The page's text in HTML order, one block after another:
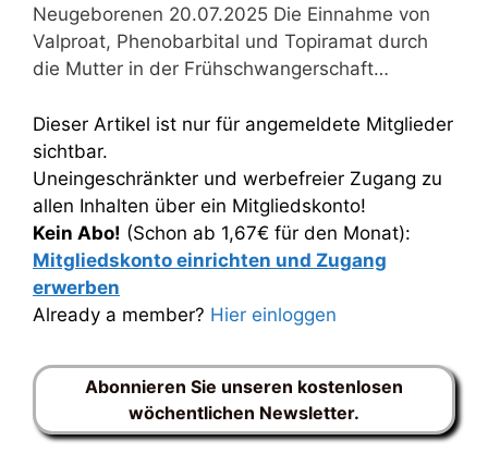
Neugeborenen 20.07.2025 Die Einnahme von
Valproat, Phenobarbital und Topiramat durch
die Mutter in der Frühschwangerschaft…
Dieser Artikel ist nur für angemeldete Mitglieder
sichtbar.
Uneingeschränkter und werbefreier Zugang zu
allen Inhalten über ein Mitgliedskonto!
Kein Abo! (Schon ab 1,67€ für den Monat):
Mitgliedskonto einrichten und Zugang
erwerben
Already a member? Hier einloggen
Abonnieren Sie unseren kostenlosen
wöchentlichen Newsletter.